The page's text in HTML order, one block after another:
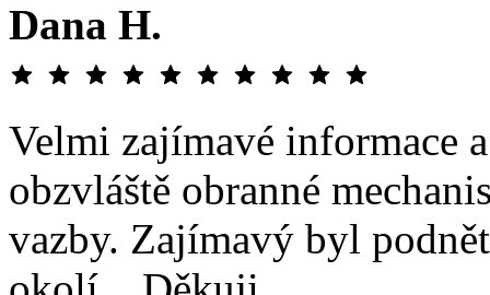
Dana H.
Velmi zajímavé informace
obzvláště obranné
vazby. Zajímavý byl